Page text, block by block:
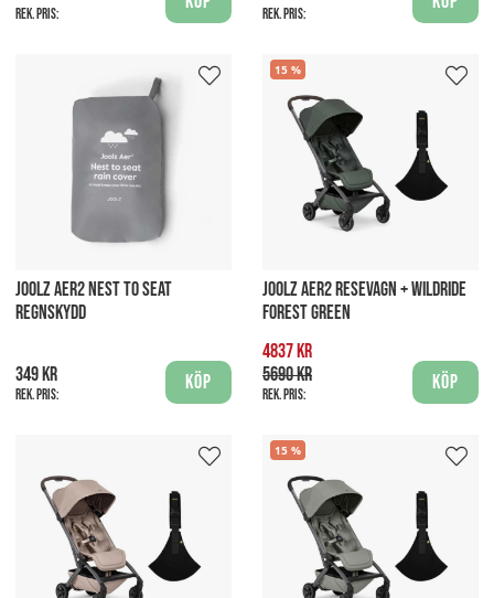
Rek. pris: Rek. pris:
JOOLZ AER2 NEST TO SEAT
REGNSKYDD
349 kr
Rek. pris:
Köp
15
JOOLZ AER2 RESEVAGN + WILDRIDE
FOREST GREEN
4837 kr
5690 kr
Rek. pris:
Köp
15